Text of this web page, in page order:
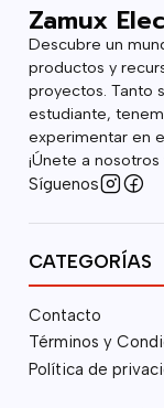
Zamux
Descubre un
productos y
proyectos. Tanto
estudiante,
experimentar en
¡Únete a
Síguenos
CATEGORÍAS
Contacto
Términos y
Política de